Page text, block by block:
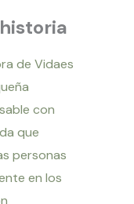
de Vidaes
con
que
personas
en los